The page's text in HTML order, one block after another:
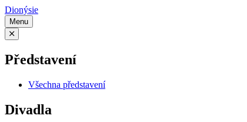
Dionýsie
Menu
Představení
Všechna představení
Divadla